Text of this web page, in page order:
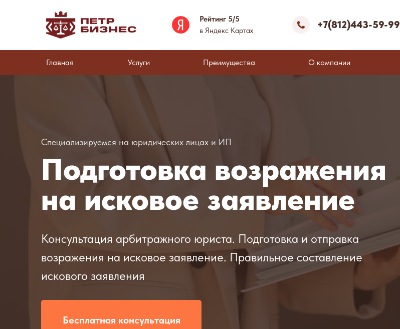
Главная Услуги Преимущества О компании
Рейтинг 5/5
в Яндекс Картах
+7(812)443-59-99
Подготовка возражения
на исковое заявление
Специализируемся на юридических лицах и ИП
Консультация арбитражного юриста. Подготовка и отправка
возражения на исковое заявление. Правильное составление
искового заявления
Бесплатная консультация